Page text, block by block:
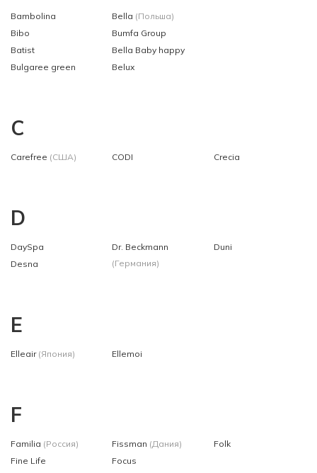
Bambolina
Bibo
Batist
Bulgaree green
Bella (Польша)
Bumfa Group
Bella Baby happy
Belux
C
Carefree (США) CODI Crecia
D
DaySpa
Desna
Dr. Beckmann
(Германия)
Duni
E
Elleair (Япония) Ellemoi
F
Familia (Россия)
Fine Life
Fissman (Дания)
Focus
Folk